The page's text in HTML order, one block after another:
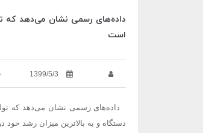
است
1399/5/3
دستگاه و به بالاترین میزان رشد خود در نیمه اول